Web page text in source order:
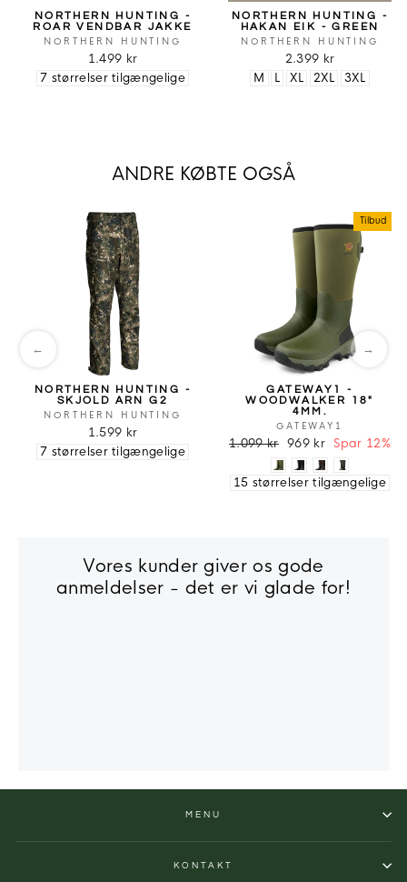
NORTHERN HUNTING -
ROAR VENDBAR JAKKE
NORTHERN HUNTING
1.499 kr
7 størrelser tilgængelige
NORTHERN HUNTING -
HAKAN EIK - GREEN
NORTHERN HUNTING
2.399 kr
M L XL 2XL 3XL
ANDRE KØBTE OGSÅ
NORTHERN HUNTING -
SKJOLD ARN G2
NORTHERN HUNTING
1.599 kr
7 størrelser tilgængelige
Tilbud
GATEWAY1 -
WOODWALKER 18"
4MM.
GATEWAY1
1.099 kr 969 kr Spar 12%
15 størrelser tilgængelige
← →
Vores kunder giver os gode
anmeldelser - det er vi glade for!
MENU
KONTAKT